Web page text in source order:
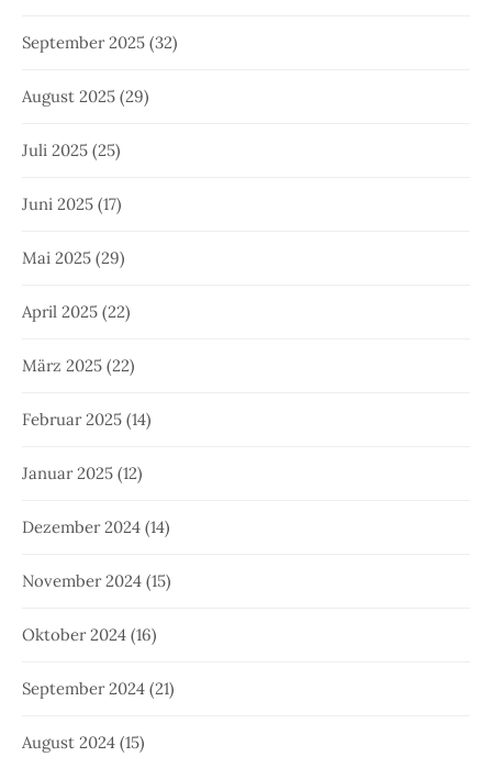
September 2025 (32)
August 2025 (29)
Juli 2025 (25)
Juni 2025 (17)
Mai 2025 (29)
April 2025 (22)
März 2025 (22)
Februar 2025 (14)
Januar 2025 (12)
Dezember 2024 (14)
November 2024 (15)
Oktober 2024 (16)
September 2024 (21)
August 2024 (15)